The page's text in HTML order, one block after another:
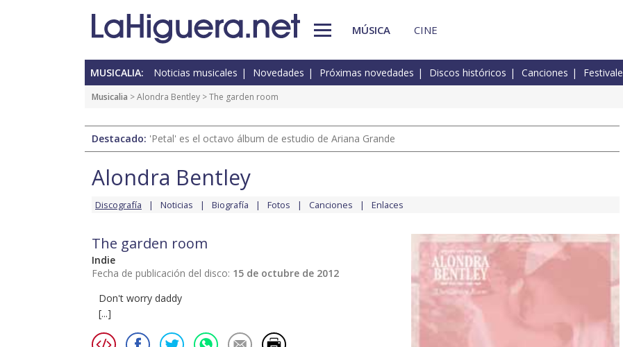
MÚSICA CINE
MUSICALIA: Noticias musicales Novedades Próximas novedades Discos históricos Canciones
Musicalia >Alondra Bentley > The garden room
Destacado: 'Petal' es el octavo álbum de estudio de Ariana Grande
Alondra Bentley
Discografía Noticias Biografía Fotos Canciones Enlaces
The garden room
Indie
Fecha de publicación del disco: 15 de octubre de 2012
Don't worry daddy
[...]